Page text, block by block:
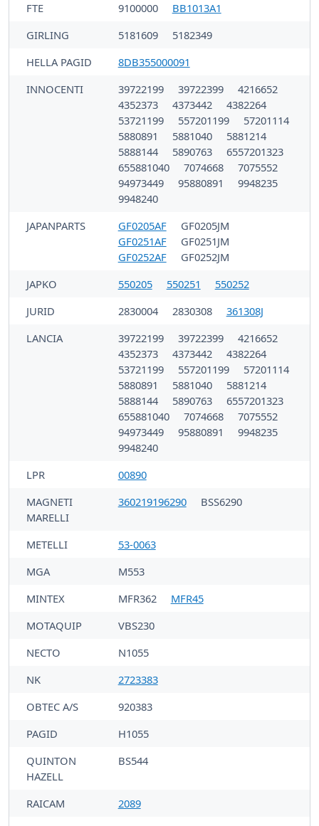
FTE
9100000
BB1013A1
GIRLING
5181609
5182349
HELLA PAGID
8DB355000091
INNOCENTI
39722199 39722399
4216652
4352373
4373442
4382264
53721199
557201199
57201114
5880891
5881040
5881214
5888144
5890763
6557201323
655881040
7074668
7075552
94973449
95880891
9948235
9948240
JAPANPARTS
GF0205AF
GF0205JM
GF0251AF
GF0251JM
GF0252AF
GF0252JM
JAPKO
550205 550251
550252
JURID
2830004 2830308
361308J
LANCIA
39722199 39722399
4216652
4352373
4373442
4382264
53721199
557201199
57201114
5880891
5881040
5881214
5888144
5890763
6557201323
655881040
7074668
7075552
94973449
95880891
9948235
9948240
LPR
00890
MAGNETI
MARELLI
360219196290 BSS6290
METELLI
53-0063
MGA
M553
MINTEX
MFR362
MFR45
MOTAQUIP
VBS230
NECTO
N1055
NK
2723383
OBTEC A/S
920383
PAGID
H1055
QUINTON
HAZELL
BS544
RAICAM
2089